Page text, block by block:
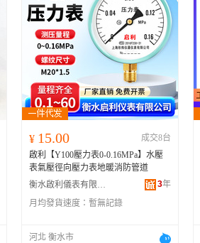
¥ 15.00
成交8台
啟利【Y100壓力表0-0.16MPa】水壓
表氣壓徑向壓力表地暖消防管道
衡水啟利儀表有限公司
3年
月均發貨速度： 暫無記錄
河北 衡水市